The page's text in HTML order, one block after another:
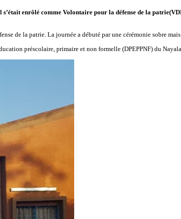
enrôlé comme Volontaire pour la défense de la
de la patrie. La journée a débuté par une cérémonie
préscolaire, primaire et non formelle (DPEPPNF) du